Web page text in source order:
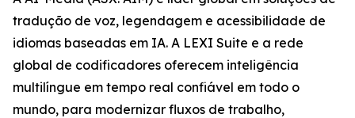
tradução de voz, legendagem e acessibilidade de
idiomas baseadas em IA. A LEXI Suite e a rede
global de codificadores oferecem inteligência
multilíngue em tempo real confiável em todo o
mundo, para modernizar fluxos de trabalho,